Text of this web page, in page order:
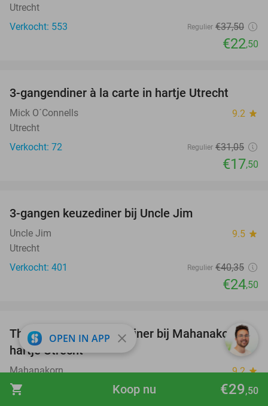
shopping_cart €29,50
Koop nu
Utrecht
Verkocht: 553
Regulier €37,50
€22,50
3-gangendiner à la carte in hartje Utrecht
Mick O´Connells 9.2 star
Utrecht
Verkocht: 72
Regulier €31,05
€17,50
3-gangen keuzediner bij Uncle Jim
Uncle Jim 9.5 star
Utrecht
Verkocht: 401
Regulier €40,35
€24,50
41%
Thais 4-gangen keuzediner bij Mahanakorn in
hartje Utrecht
Mahanakorn 9.2star
Utrecht
OPEN IN APP close